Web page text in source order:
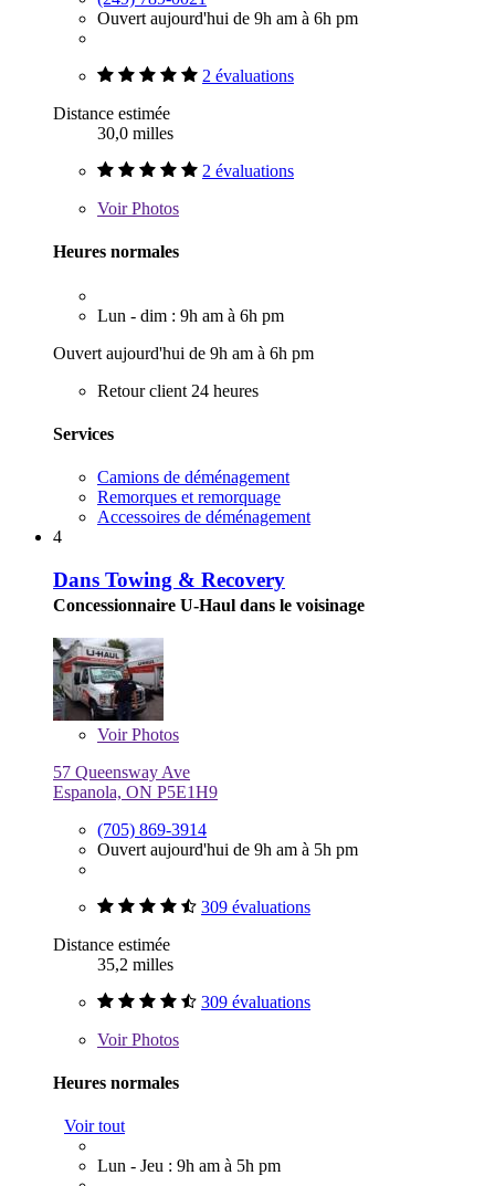
Ouvert aujourd'hui de 9h am à 6h pm
2 évaluations
Distance estimée
30,0 milles
2 évaluations
VoirPhotos
Heures normales
Lun - dim : 9h am à 6h pm
Ouvert aujourd'hui de 9h am à 6h pm
Retour client 24 heures
Services
Camions de déménagement
Remorques et remorquage
Accessoires de déménagement
4
Dans Towing & Recovery
Concessionnaire U-Haul dans le voisinage
VoirPhotos
57 Queensway Ave
Espanola, ON P5E1H9
(705) 869-3914
Ouvert aujourd'hui de 9h am à 5h pm
309 évaluations
Distance estimée
35,2 milles
309 évaluations
VoirPhotos
Heures normales
Voir tout
Lun - Jeu : 9h am à 5h pm